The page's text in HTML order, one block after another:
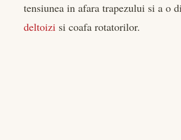
tensiunea in afara trapezului si a o
deltoizi si coafa rotatorilor.